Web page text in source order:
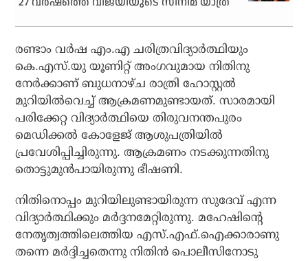
രണ്ടാം വര്‍ഷ എം.എ ചരിത്രവിദ്യാര്‍ത്ഥിയും
കെ.എസ്.യു യൂണിറ്റ് അംഗവുമായ നിതിനു
നേര്‍ക്കാണ് ബുധനാഴ്ച രാത്രി ഹോസ്റ്റല്‍
മുറിയില്‍വെച്ച് ആക്രമണമുണ്ടായത്. സാരമായി
പരിക്കേറ്റ വിദ്യാര്‍ത്ഥിയെ തിരുവനന്തപുരം
മെഡിക്കല്‍ കോളേജ് ആശുപത്രിയില്‍
പ്രവേശിപ്പിച്ചിരുന്നു. ആക്രമണം നടക്കുന്നതിനു
തൊട്ടുമുന്‍പായിരുന്നു ഭീഷണി.
നിതിനൊപ്പം മുറിയിലുണ്ടായിരുന്ന സുദേവ് എന്ന
വിദ്യാര്‍ത്ഥിക്കും മര്‍ദ്ദനമേറ്റിരുന്നു. മഹേഷിന്റെ
നേതൃത്വത്തിലെത്തിയ എസ്.എഫ്.ഐക്കാരാണു
തന്നെ മര്‍ദ്ദിച്ചതെന്നു നിതിന്‍ പൊലീസിനോടു